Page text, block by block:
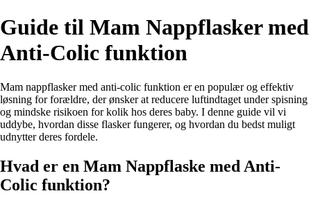
Guide til Mam Nappflasker med
Anti-Colic funktion
Mam nappflasker med anti-colic funktion er en populær og effektiv
løsning for forældre, der ønsker at reducere luftindtaget under spisning
og mindske risikoen for kolik hos deres baby. I denne guide vil vi
uddybe, hvordan disse flasker fungerer, og hvordan du bedst muligt
udnytter deres fordele.
Hvad er en Mam Nappflaske med Anti-
Colic funktion?